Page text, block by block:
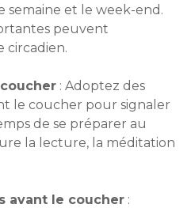
semaine et le week-end.
peuvent
: Adoptez des
le coucher pour signaler
de se préparer au
la lecture, la méditation
avant le coucher :